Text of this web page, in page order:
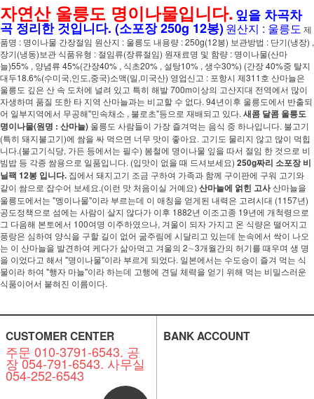
자연산 울릉도 명이나물입니다.잎을 차곡차
곡 정리한 것입니다. (소포장 250g 12봉)원산지 : 울릉도 제
품명 : 명이나물 간장절임 원산지 : 울릉도 내용량 : 250g(12봉) 보관방법 : 단기(냉장) ,
장기(냉동)보관 식품유형 : 절임류(장류절임) 원재료명 및 함량 : 명이나물(산마
늘)55% , 양념류 45%(간장40% , 식초20% , 설탕10% , 생수30%) (간장 40%중 탈지
대두18.6%(수미국,인도,중국)소맥(밀,미국산) 영업신고 : 포항시 제311호 산마늘은
울릉도 깊은 산 속 도처에 널려 있고 특히 해발 700m이상의 고산지대 전역에서 많이
자생하며 품질 또한 타 지역 산마늘과는 비교할 수 없다. 94년이후 울릉도에서 반출되
어 일부지역에서 무공해"민속채소 , 불로초"등으로 재배되고 있다. 새콤 달콤 울릉도
명이나물(원명 : 산마늘) 울릉도 사람들이 가장 즐겨먹는 음식 중 하나입니다. 불고기
(특히 돼지불고기)에 쌈을 싸 먹으면 너무 맛이 좋아요. 고기도 물리지 않고 많이 먹힙
니다.(불고기식당, 가든 등에서는 필수) 봄철에 명이나물 잎을 따서 절임 한 것으로 비
빔밥 등 각종 쌈용으로 일품입니다. (입맛이 없을 때 드셔보세요) 250g짜리 소포장 비
닐팩 12봉 입니다. 집에서 돼지고기 조금 구하여 가족과 함께 구이판에 구워 고기와
같이 쌈으로 잡수어 보세요.(이런 맛 처음이실 거예요) 산마늘에 얽힌 고사산마늘을
울릉도에서는 "멩이나물"이라 부르는데 이 애칭을 얻게된 내력은 고려시대 (1157년)
공도정책으로 섬에는 사람이 살지 않다가 이후 1882년 이조고종 19년에 개척령으로
그 다음해 본토에서 100여명 이주하였으나, 겨울이 되자 가지고 온 식량은 떨어지고
풍랑은 심하여 양식을 구할 길이 없어 굶주림에 시달리고 있는데 눈속에서 싹이 나오
는 이 산마늘을 발견하여 케다가 삶아먹고 겨울의 2∼3개월간의 허기를 때우며 생 명
을 이었다고 해서 "명이나물"이라 부르게 되었다. 일본에서는 수도승이 즐겨 먹는 식
물이라 하여 "행자 마늘"이라 하는데 고행에 견딜 체력을 얻기 위해 먹는 비밀스러운
식품이어서 붙혀진 이름이다.
CUSTOMER CENTER
주문 010-3791-6543. 공
장 054-791-6543. 사무실
054-252-6543
BANK ACCOUNT